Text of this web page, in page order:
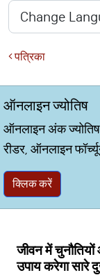
पत्रिका
ऑनलाइन ज्योतिष
ऑनलाइन अंक
रीडर, ऑनलाइन
क्लिक करें
जीवन में
उपाय करेगा सारे